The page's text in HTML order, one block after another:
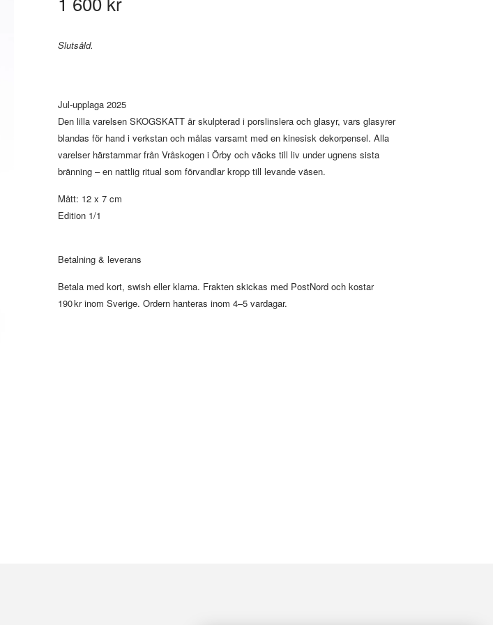
Slutsåld.
Jul-upplaga 2025
Den lilla varelsen SKOGSKATT är skulpterad i porslinslera och glasyr, vars glasyrer
blandas för hand i verkstan och målas varsamt med en kinesisk dekorpensel. Alla
varelser härstammar från Vråskogen i Örby och väcks till liv under ugnens sista
bränning – en nattlig ritual som förvandlar kropp till levande väsen.
Mått: 12 x 7 cm
Edition 1/1
Betalning & leverans
Betala med kort, swish eller klarna. Frakten skickas med PostNord och kostar
190 kr inom Sverige. Ordern hanteras inom 4–5 vardagar.